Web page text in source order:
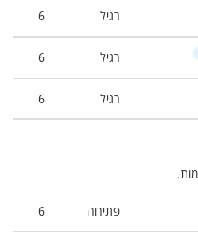
רגיל 6
רגיל 6
רגיל 6
פתיחה 6